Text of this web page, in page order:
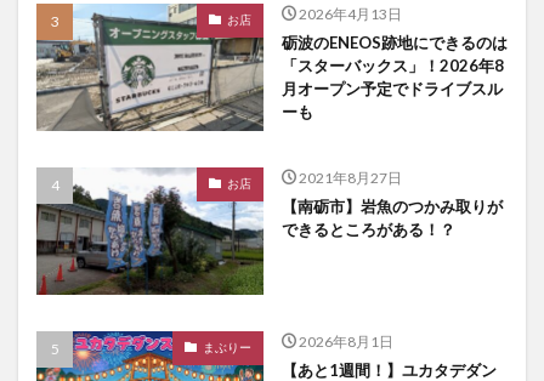
お店 2026年4月13日
砺波のENEOS跡地にできるのは
「スターバックス」！2026年8
月オープン予定でドライブスル
ーも
お店 2021年8月27日
【南砺市】岩魚のつかみ取りが
できるところがある！？
まぶりー 2026年8月1日
【あと1週間！】ユカタデダン